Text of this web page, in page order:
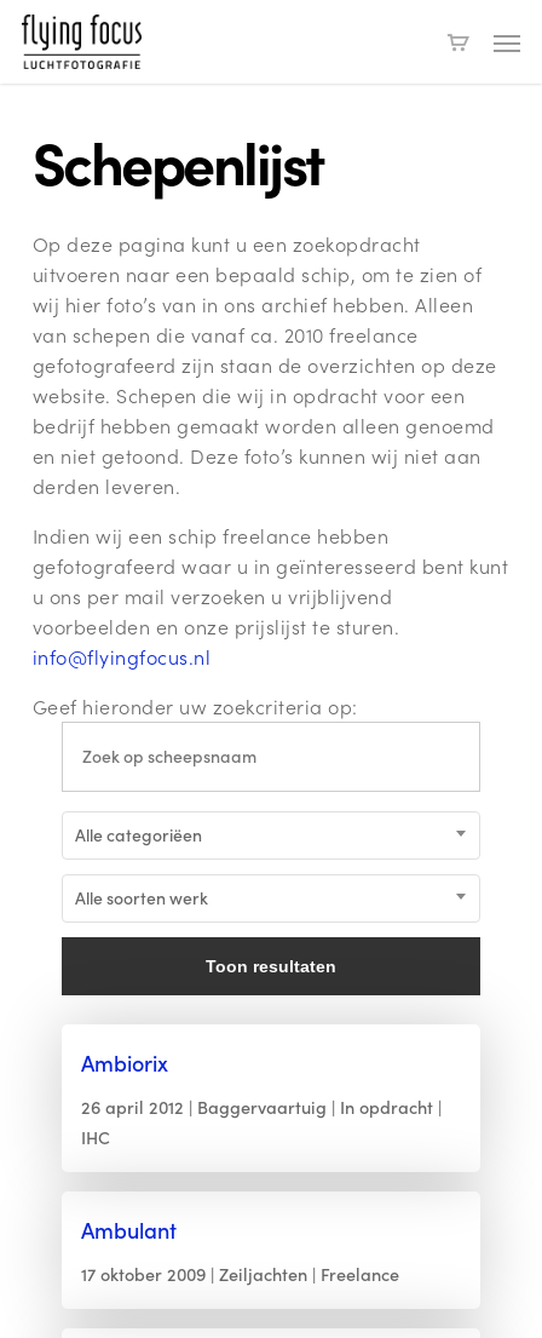
Skip
main
Schepenlijst
Op deze pagina kunt u een zoekopdracht
uitvoeren naar een bepaald schip, om te zien of
wij hier foto’s van in ons archief hebben. Alleen
van schepen die vanaf ca. 2010 freelance
gefotografeerd zijn staan de overzichten op deze
website. Schepen die wij in opdracht voor een
bedrijf hebben gemaakt worden alleen genoemd
en niet getoond. Deze foto’s kunnen wij niet aan
derden leveren.
Indien wij een schip freelance hebben
gefotografeerd waar u in geïnteresseerd bent kunt
u ons per mail verzoeken u vrijblijvend
voorbeelden en onze prijslijst te sturen.
info@flyingfocus.nl
Geef hieronder uw zoekcriteria op:
Alle categoriëen
Alle soorten werk
Toon resultaten
Ambiorix
26 april 2012 Baggervaartuig
In opdracht
IHC
Ambulant
17 oktober 2009 Zeiljachten Freelance